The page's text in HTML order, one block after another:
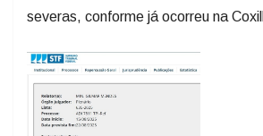
severas, conforme já ocorreu na